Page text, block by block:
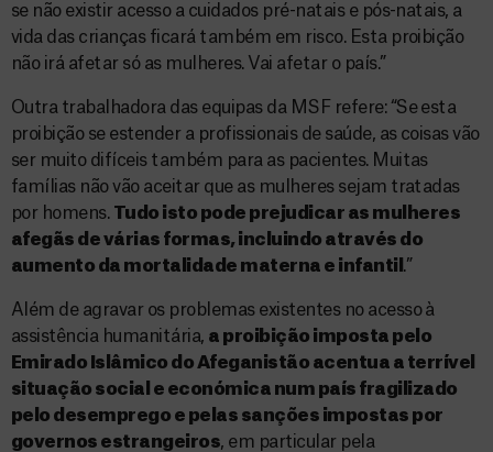
se não existir acesso a cuidados pré-natais e pós-natais, a
vida das crianças ficará também em risco. Esta proibição
não irá afetar só as mulheres. Vai afetar o país.”
Outra trabalhadora das equipas da MSF refere: “Se esta
proibição se estender a profissionais de saúde, as coisas vão
ser muito difíceis também para as pacientes. Muitas
famílias não vão aceitar que as mulheres sejam tratadas
por homens. Tudo isto pode prejudicar as mulheres
afegãs de várias formas, incluindo através do
aumento da mortalidade materna e infantil .”
Além de agravar os problemas existentes no acesso à
assistência humanitária, a proibição imposta pelo
Emirado Islâmico do Afeganistão acentua a terrível
situação social e económica num país fragilizado
pelo desemprego e pelas sanções impostas por
governos estrangeiros, em particular pela